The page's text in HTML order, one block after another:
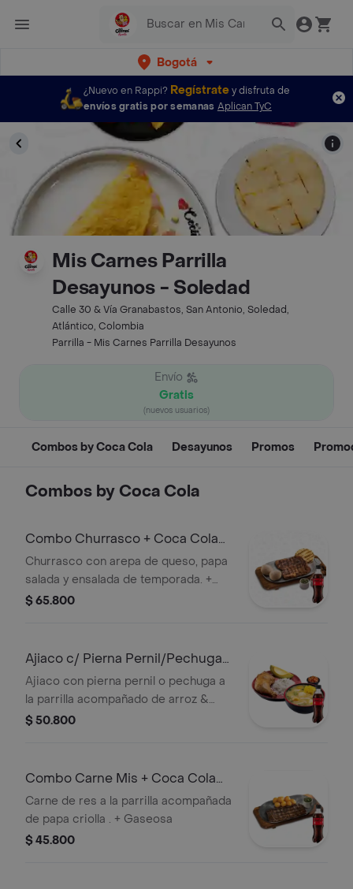
Bogotá
¿Nuevo en Rappi? Regístratey disfruta de
envíos gratis por semanas Aplican TyC
Mis Carnes Parrilla
Desayunos - Soledad
Calle 30 & Vía Granabastos, San Antonio, Soledad,
Atlántico, Colombia
Parrilla - Mis Carnes Parrilla Desayunos
Envío
Gratis
(nuevos usuarios)
Combos by Coca Cola Desayunos Promos
Combos by Coca Cola
Combo Churrasco + Coca Cola
Sin Azúcar 400 ml
Churrasco con arepa de queso, papa
salada y ensalada de temporada. +
Gaseosa
$ 65.800
Ajiaco c/ Pierna Pernil/Pechuga
+Cocacola S/az 400ml
Ajiaco con pierna pernil o pechuga a
la parrilla acompañado de arroz &
aguacate. + Gaseosa
$ 50.800
Combo Carne Mis + Coca Cola
Sin Azúcar 400 ml
Carne de res a la parrilla acompañada
de papa criolla . + Gaseosa
$ 45.800